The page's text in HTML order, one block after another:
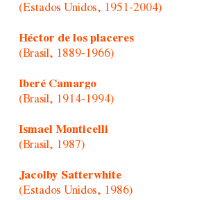
(Estados Unidos, 1951-2004)
Héctor de los placeres
(Brasil, 1889-1966)
Iberé Camargo
(Brasil, 1914-1994)
Ismael Monticelli
(Brasil, 1987)
Jacolby Satterwhite
(Estados Unidos, 1986)